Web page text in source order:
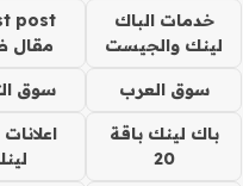
خدمات الباك
لينك والجيست
post
مقال
سوق العرب سوق
باك لينك باقة
20